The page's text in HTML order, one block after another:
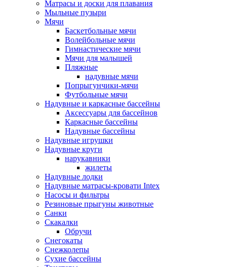
Матрасы и доски для плавания
Мыльные пузыри
Мячи
Баскетбольные мячи
Волейбольные мячи
Гимнастические мячи
Мячи для малышей
Пляжные
надувные мячи
Попрыгунчики-мячи
Футбольные мячи
Надувные и каркасные бассейны
Аксессуары для бассейнов
Каркасные бассейны
Надувные бассейны
Надувные игрушки
Надувные круги
нарукавники
жилеты
Надувные лодки
Надувные матрасы-кровати Intex
Насосы и фильтры
Резиновые прыгуны животные
Санки
Скакалки
Обручи
Снегокаты
Снежколепы
Сухие бассейны